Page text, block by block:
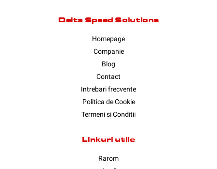
Delta Speed Solutions
Homepage
Companie
Blog
Contact
Intrebari frecvente
Politica de Cookie
Termeni si Conditii
Linkuri utile
Rarom